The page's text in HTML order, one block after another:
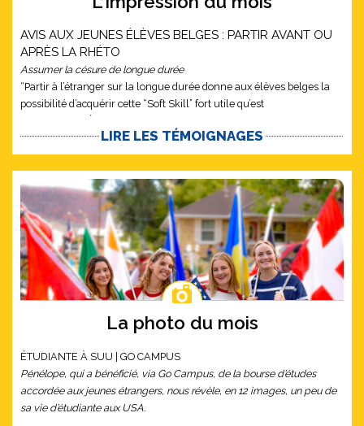
AVIS AUX JEUNES ÉLÈVES BELGES : PARTIR AVANT OU
APRÈS LA RHÉTO
Assumer la césure de longue durée
“Partir à l’étranger sur la longue durée donne aux élèves belges la
possibilité d’acquérir cette “Soft Skill” fort utile qu’est
LIRE LES TÉMOIGNAGES
La photo du mois
ÉTUDIANTE À SUU | GO CAMPUS
Pénélope, qui a bénéficié, via Go Campus, de la bourse d’études
accordée aux jeunes étrangers, nous révèle, en 12 images, un peu de
sa vie d’étudiante aux USA.